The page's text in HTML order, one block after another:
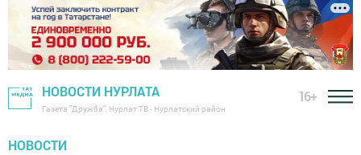
НОВОСТИ НУРЛАТА
Газета "Дружба", Нурлат ТВ - Нурлатский район
16+
НОВОСТИ